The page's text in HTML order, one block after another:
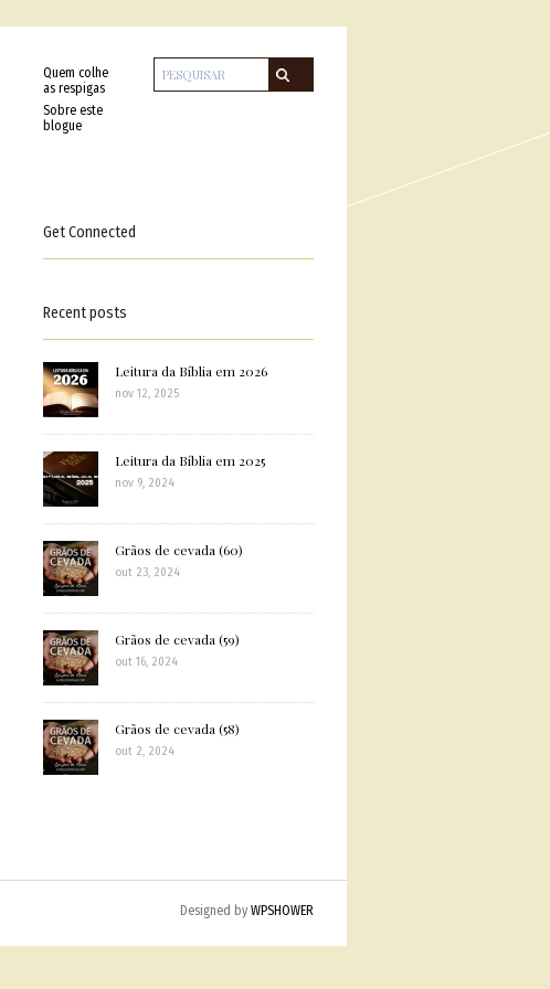
Quem colhe
as respigas
Sobre este
blogue
Get Connected
Recent posts
Leitura da Bíblia em 2026
nov 12, 2025
Leitura da Bíblia em 2025
nov 9, 2024
Grãos de cevada (60)
out 23, 2024
Grãos de cevada (59)
out 16, 2024
Grãos de cevada (58)
out 2, 2024
Designed by WPSHOWER